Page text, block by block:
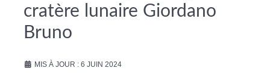
cratère lunaire Giordano
Bruno
MIS À JOUR : 6 JUIN 2024